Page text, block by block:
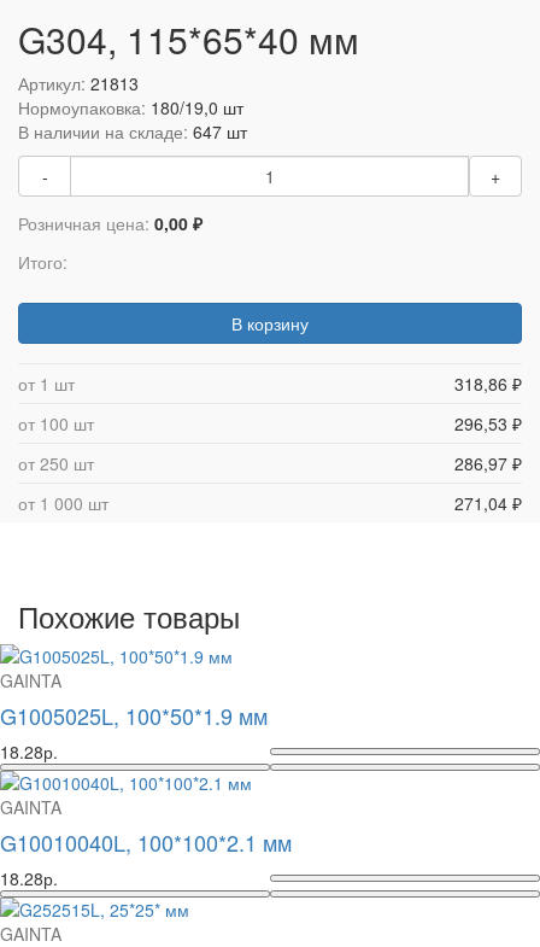
G304, 115*65*40 мм
Артикул: 21813
Нормоупаковка: 180/19,0 шт
В наличии на складе: 647 шт
-
+
Розничная цена: 0,00 ₽
Итого:
В корзину
от 1 шт
318,86 ₽
от 100 шт
296,53 ₽
от 250 шт
286,97 ₽
от 1 000 шт
271,04 ₽
Похожие товары
GAINTA
G1005025L, 100*50*1.9 мм
18.28р.
GAINTA
G10010040L, 100*100*2.1 мм
18.28р.
GAINTA